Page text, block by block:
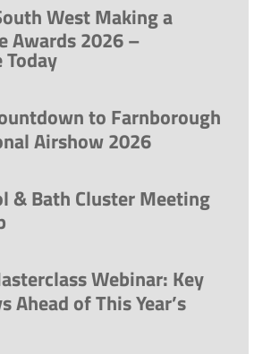
West Making a
Awards 2026 –
to Farnborough
Airshow 2026
& Bath Cluster Meeting
Webinar: Key
Ahead of This Year’s